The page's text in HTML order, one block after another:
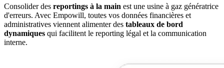
Consolider des reportings à la main est une usine à gaz génératrice
d'erreurs. Avec Empowill, toutes vos données financières et
administratives viennent alimenter des tableaux de bord
dynamiques qui facilitent le reporting légal et la communication
interne.